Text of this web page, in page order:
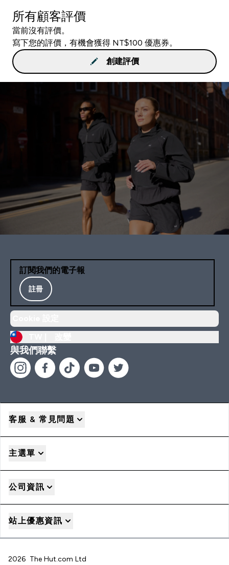
所有顧客評價
當前沒有評價。
寫下您的評價，有機會獲得 NT$100 優惠券。
創建評價
訂閱我們的電子報
註冊
與我們聯繫
客服 & 常見問題
主選單
公司資訊
站上優惠資訊
2026 The Hut.com Ltd